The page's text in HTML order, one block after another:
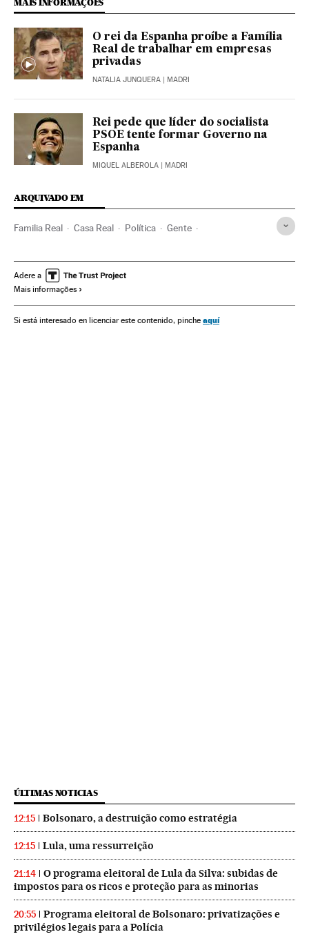
MAIS INFORMAÇÕES
O rei da Espanha proíbe a Família
Real de trabalhar em empresas
privadas
NATALIA JUNQUERA | MADRI
Rei pede que líder do socialista
PSOE tente formar Governo na
Espanha
MIQUEL ALBEROLA | MADRI
ARQUIVADO EM
Familia Real Casa Real Política Gente
Jaime de Marichalar Sáenz de Tejada
Victoria Federica Marichalar y Borbón
Felipe Juan Froilán Marichalar y Borbón Famosos
Adere a
Mais informações
Si está interesado en licenciar este contenido, pinche aquí
ÚLTIMAS NOTICIAS
12:15 Bolsonaro, a destruição como estratégia
12:15 Lula, uma ressurreição
21:14
O programa eleitoral de Lula da Silva: subidas de
impostos para os ricos e proteção para as minorias
20:55
Programa eleitoral de Bolsonaro: privatizações e
privilégios legais para a Polícia